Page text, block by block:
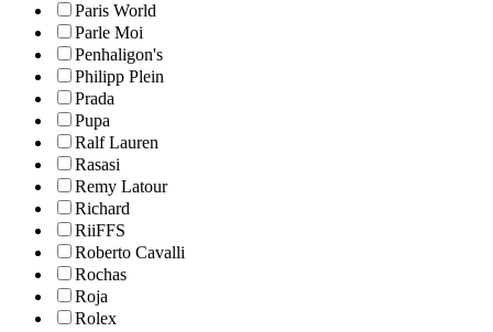
Paris World
Parle Moi
Penhaligon's
Philipp Plein
Prada
Pupa
Ralf Lauren
Rasasi
Remy Latour
Richard
RiiFFS
Roberto Cavalli
Rochas
Roja
Rolex